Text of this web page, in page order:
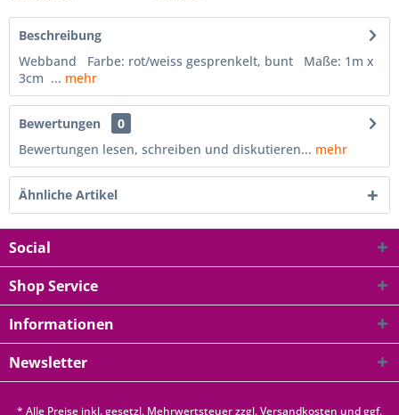
Beschreibung
Webband Farbe: rot/weiss gesprenkelt, bunt Maße: 1m x
3cm ... mehr
Bewertungen
0
Bewertungen lesen, schreiben und diskutieren... mehr
Ähnliche Artikel
Social
Shop Service
Informationen
Newsletter
* Alle Preise inkl. gesetzl. Mehrwertsteuer zzgl.Versandkosten und ggf.